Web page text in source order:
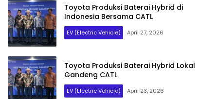
Toyota Produksi Baterai Hybrid di
Indonesia Bersama CATL
EV (Electric Vehicle) April 27, 2026
Toyota Produksi Baterai Hybrid Lokal
Gandeng CATL
EV (Electric Vehicle) April 23, 2026